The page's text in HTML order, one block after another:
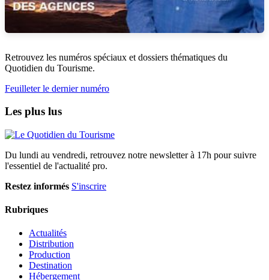
Retrouvez les numéros spéciaux et dossiers thématiques du
Quotidien du Tourisme.
Feuilleter le dernier numéro
Les plus lus
Du lundi au vendredi, retrouvez notre newsletter à 17h pour suivre
l'essentiel de l'actualité pro.
Restez informés S'inscrire
Rubriques
Actualités
Distribution
Production
Destination
Hébergement